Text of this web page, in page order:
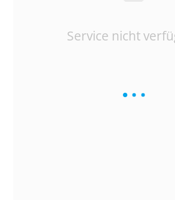
Service nicht